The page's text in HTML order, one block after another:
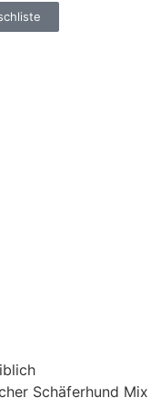
Schäferhund Mix